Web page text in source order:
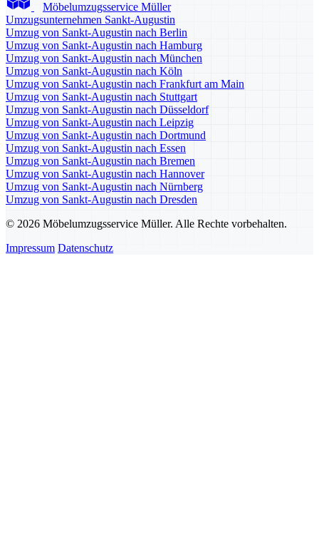
Möbelumzugsservice Müller
Umzugsunternehmen Sankt-Augustin
Umzug von Sankt-Augustin nach Berlin
Umzug von Sankt-Augustin nach Hamburg
Umzug von Sankt-Augustin nach München
Umzug von Sankt-Augustin nach Köln
Umzug von Sankt-Augustin nach Frankfurt am Main
Umzug von Sankt-Augustin nach Stuttgart
Umzug von Sankt-Augustin nach Düsseldorf
Umzug von Sankt-Augustin nach Leipzig
Umzug von Sankt-Augustin nach Dortmund
Umzug von Sankt-Augustin nach Essen
Umzug von Sankt-Augustin nach Bremen
Umzug von Sankt-Augustin nach Hannover
Umzug von Sankt-Augustin nach Nürnberg
Umzug von Sankt-Augustin nach Dresden
© 2026 Möbelumzugsservice Müller. Alle Rechte vorbehalten.
Impressum Datenschutz